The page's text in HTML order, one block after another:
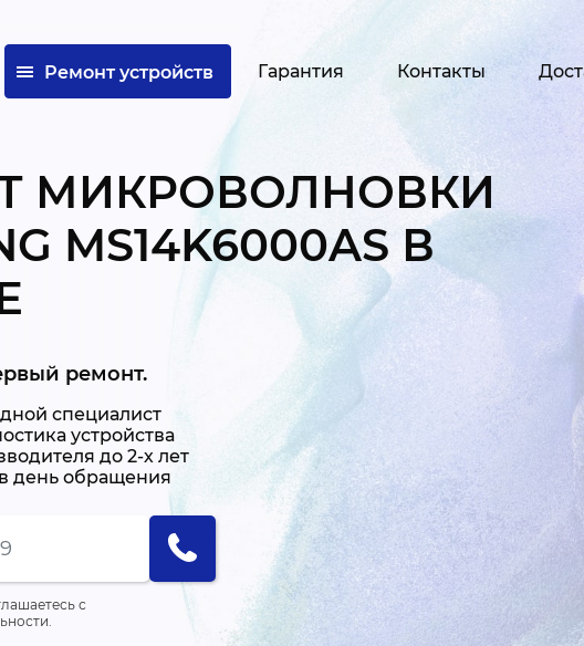
Ремонт устройств Гарантия Контакты
МИКРОВОЛНОВКИ
MS14K6000AS В
ремонт.
специалист
устройства
до 2-х лет
день обращения
с